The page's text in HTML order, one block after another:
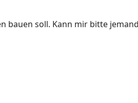
bauen soll. Kann mir bitte